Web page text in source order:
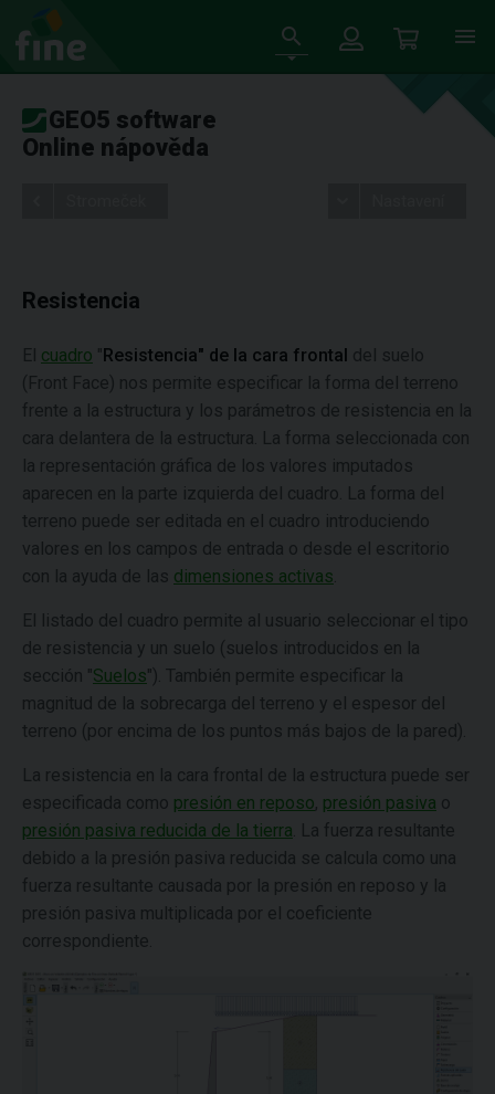
GEO5 software
Online nápověda
Resistencia
El cuadro "Resistencia" de la cara frontal del suelo
(Front Face) nos permite especificar la forma del terreno
frente a la estructura y los parámetros de resistencia en la
cara delantera de la estructura. La forma seleccionada con
la representación gráfica de los valores imputados
aparecen en la parte izquierda del cuadro. La forma del
terreno puede ser editada en el cuadro introduciendo
valores en los campos de entrada o desde el escritorio
con la ayuda de las dimensiones activas
El listado del cuadro permite al usuario seleccionar el tipo
de resistencia y un suelo (suelos introducidos en la
sección "Suelos"). También permite especificar la
magnitud de la sobrecarga del terreno y el espesor del
terreno (por encima de los puntos más bajos de la pared).
La resistencia en la cara frontal de la estructura puede ser
especificada como presión en reposo, presión pasiva o
presión pasiva reducida de la tierra . La fuerza resultante
debido a la presión pasiva reducida se calcula como una
fuerza resultante causada por la presión en reposo y la
presión pasiva multiplicada por el coeficiente
correspondiente.